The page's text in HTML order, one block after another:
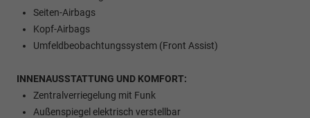
Seiten-Airbags
Kopf-Airbags
Umfeldbeobachtungssystem (Front Assist)
INNENAUSSTATTUNG UND KOMFORT:
Zentralverriegelung mit Funk
Außenspiegel elektrisch verstellbar